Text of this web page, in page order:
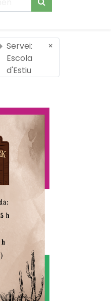
Servei:
Escola
d'Estiu
×